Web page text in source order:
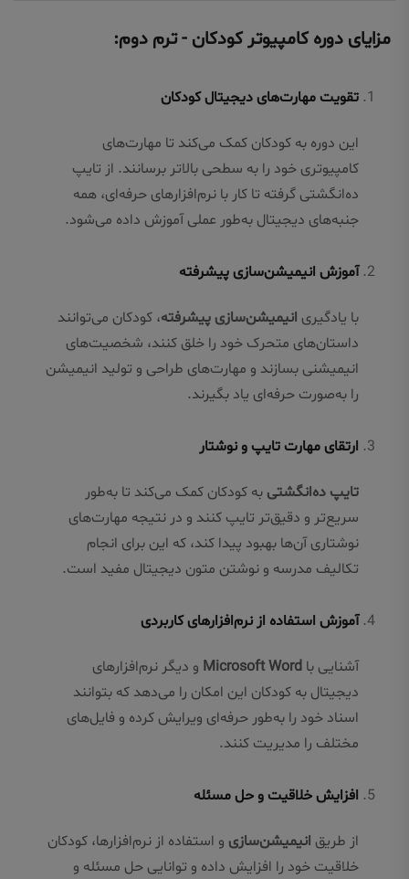
مزایای دوره کامپیوتر کودکان - ترم دوم:
تقویت مهارت‌های دیجیتال کودکان
این دوره به کودکان کمک می‌کند تا مهارت‌های
کامپیوتری خود را به سطحی بالاتر برسانند. از تایپ
ده‌انگشتی گرفته تا کار با نرم‌افزارهای حرفه‌ای، همه
جنبه‌های دیجیتال به‌طور عملی آموزش داده می‌شود.
آموزش انیمیشن‌سازی پیشرفته
با یادگیری انیمیشن‌سازی پیشرفته، کودکان می‌توانند
داستان‌های متحرک خود را خلق کنند، شخصیت‌های
انیمیشنی بسازند و مهارت‌های طراحی و تولید انیمیشن
را به‌صورت حرفه‌ای یاد بگیرند.
ارتقای مهارت تایپ و نوشتار
تایپ ده‌انگشتی به کودکان کمک می‌کند تا به‌طور
سریع‌تر و دقیق‌تر تایپ کنند و در نتیجه مهارت‌های
نوشتاری آن‌ها بهبود پیدا کند، که این برای انجام
تکالیف مدرسه و نوشتن متون دیجیتال مفید است.
آموزش استفاده از نرم‌افزارهای کاربردی
آشنایی با Microsoft Word و دیگر نرم‌افزارهای
دیجیتال به کودکان این امکان را می‌دهد که بتوانند
اسناد خود را به‌طور حرفه‌ای ویرایش کرده و فایل‌های
مختلف را مدیریت کنند.
افزایش خلاقیت و حل مسئله
از طریق انیمیشن‌سازی و استفاده از نرم‌افزارها، کودکان
خلاقیت خود را افزایش داده و توانایی حل مسئله و